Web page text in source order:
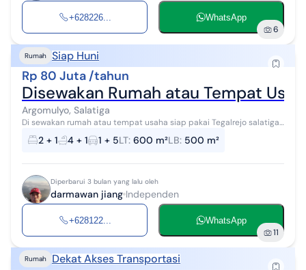
+628226... WhatsApp
6
Rumah Siap Huni
Rp 80 Juta /tahun
Disewakan Rumah atau Tempat
Argomulyo, Salatiga
Di sewakan rumah atau tempat usaha siap pakai Tegalrejo salatiga
Lt. 600 Lb. 450 4 km pdam listrik 3300w Harga 80 jt / thn nego
by.iksltg
2 + 1 4 + 1 1 + 5LT: 600 m²LB: 500 m²
Diperbarui 3 bulan yang lalu oleh
darmawan jiang Independen
+628122... WhatsApp
11
Rumah Dekat Akses Transportasi